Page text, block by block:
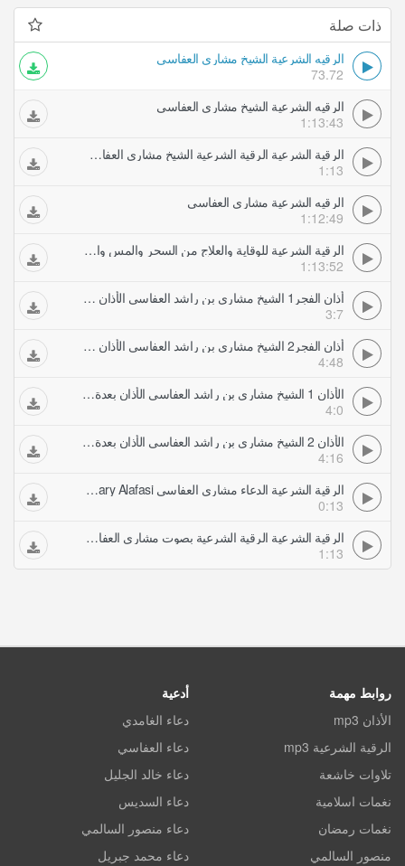
ذات صلة
الرقيه الشرعية الشيخ مشاري العفاسي
73.72
الرقيه الشرعية الشيخ مشاري العفاسي
1:13:43
الرقية الشرعية الرقية الشرعية الشيخ مشاري العفاسي
1:13
الرقيه الشرعية مشاري العفاسي
1:12:49
الرقية الشرعية للوقاية والعلاج من السحر والمس والعين والحسد بصوت الشيخ مشاري العفاسي
1:13:52
أذان الفجر1 الشيخ مشاري بن راشد العفاسي الأذان بعدة أصوات ندية
3:7
أذان الفجر2 الشيخ مشاري بن راشد العفاسي الأذان بعدة أصوات ندية
4:48
الأذان 1 الشيخ مشاري بن راشد العفاسي الأذان بعدة أصوات ندية
4:0
الأذان 2 الشيخ مشاري بن راشد العفاسي الأذان بعدة أصوات ندية
4:16
الرقية الشرعية الدعاء مشاري العفاسي Mishary Alafasi
0:13
الرقية الشرعية الرقية الشرعية بصوت مشاري العفاسي خدمة نور الإيمان
1:13
روابط مهمة
الأذان mp3
الرقية الشرعية mp3
تلاوات خاشعة
نغمات اسلامية
نغمات رمضان
منصور السالمي
أدعية
دعاء الغامدي
دعاء العفاسي
دعاء خالد الجليل
دعاء السديس
دعاء منصور السالمي
دعاء محمد جبريل